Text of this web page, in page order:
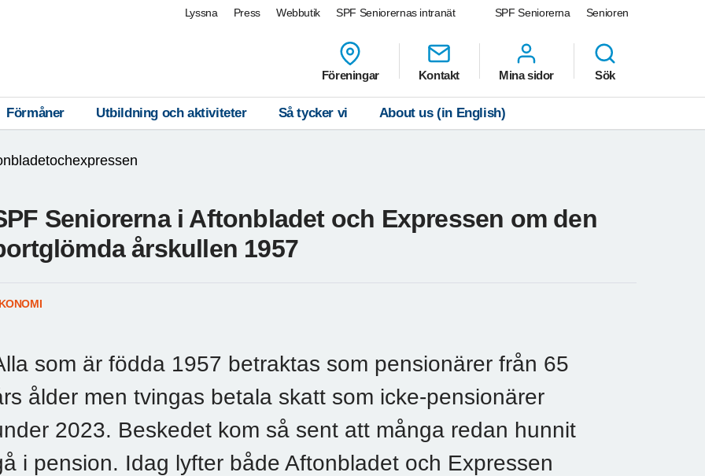
SPF Seniorerna Senioren
Lyssna Press Webbutik SPF Seniorernas intranät
Föreningar Kontakt Mina sidor Sök
Förmåner Utbildning och aktiviteter Så tycker vi About us (in English)
Seniorerna i Aftonbladet och Expressen om den
årskullen 1957
som är födda 1957 betraktas som pensionärer från 65
ålder men tvingas betala skatt som icke-pensionärer
2023. Beskedet kom så sent att många redan hunnit
i pension. Idag lyfter både Aftonbladet och Expressen